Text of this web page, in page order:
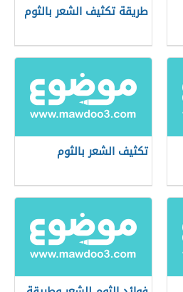
طريقة تكثيف الشعر بالثوم
تكثيف الشعر بالثوم